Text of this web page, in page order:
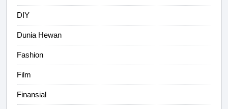
DIY
Dunia Hewan
Fashion
Film
Finansial